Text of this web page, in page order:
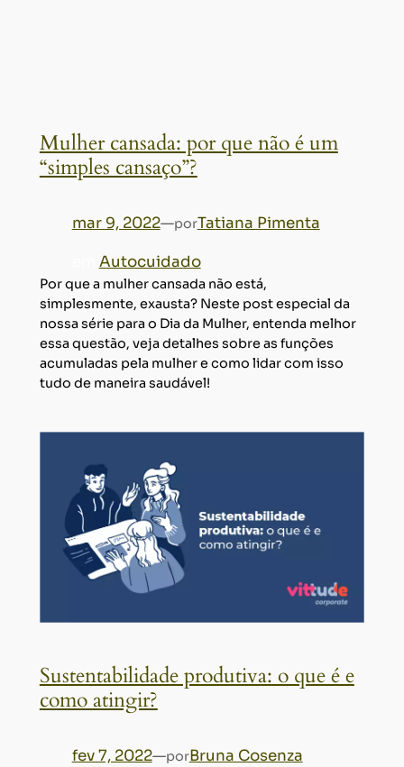
Mulher cansada: por que não é um
“simples cansaço”?
mar 9, 2022—porTatiana Pimenta
Autocuidado
Por que a mulher cansada não está,
simplesmente, exausta? Neste post especial da
nossa série para o Dia da Mulher, entenda melhor
essa questão, veja detalhes sobre as funções
acumuladas pela mulher e como lidar com isso
tudo de maneira saudável!
Sustentabilidade produtiva: o que é e
como atingir?
fev 7, 2022—porBruna Cosenza